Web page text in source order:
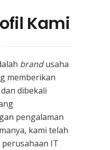
Kami
brandusaha
memberikan
dibekali
pengalaman
kami telah
IT